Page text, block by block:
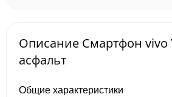
Описание Смартфон vivo
асфальт
Общие характеристики